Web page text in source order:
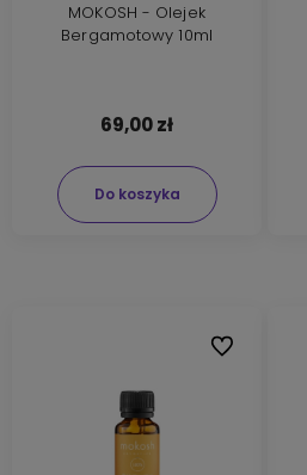
MOKOSH - Olejek
Bergamotowy 10ml
69,00 zł
Do koszyka
Do ulubionych